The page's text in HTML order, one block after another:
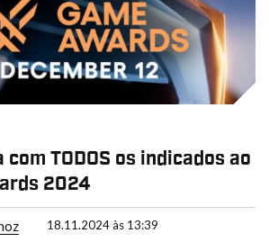
TODOS os indicados ao
2024
18.11.2024 às 13:39